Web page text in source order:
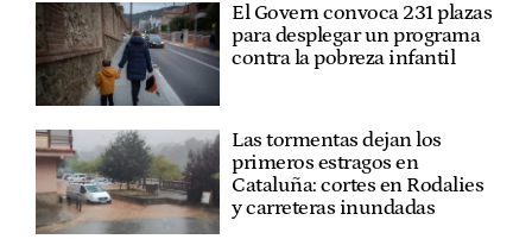
El Govern convoca 231 plazas
para desplegar un programa
contra la pobreza infantil
Las tormentas dejan los
primeros estragos en
Cataluña: cortes en Rodalies
y carreteras inundadas